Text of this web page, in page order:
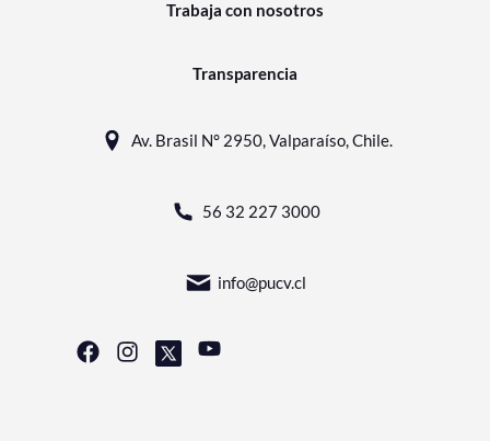
Trabaja con nosotros
Transparencia
Av. Brasil N° 2950, Valparaíso, Chile.
56 32 227 3000
info@pucv.cl